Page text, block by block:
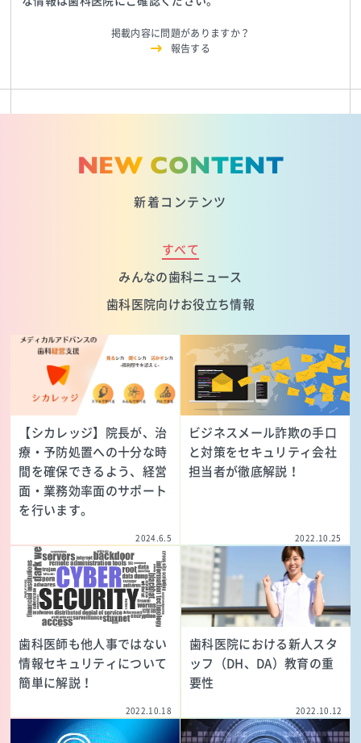
掲載内容に問題がありますか？
報告する
NEW CONTENT
新着コンテンツ
すべて
みんなの歯科ニュース
歯科医院向けお役立ち情報
【シカレッジ】院長が、治
療・予防処置への十分な時
間を確保できるよう、経営
面・業務効率面のサポート
を行います。
2024.6.5
ビジネスメール詐欺の手口
と対策をセキュリティ会社
担当者が徹底解説！
2022.10.25
歯科医師も他人事ではない
情報セキュリティについて
簡単に解説！
2022.10.18
歯科医院における新人スタ
ッフ（DH、DA）教育の重
要性
2022.10.12